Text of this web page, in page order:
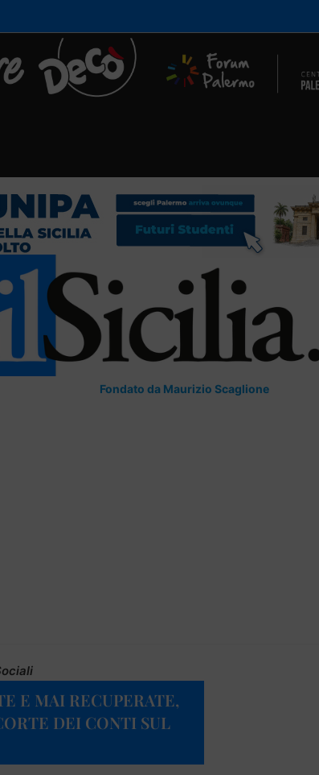
Fondato da Maurizio Scaglione
E MAI RECUPERATE,
DEI CONTI SUL